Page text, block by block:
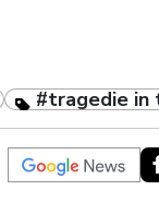
#tragedie in